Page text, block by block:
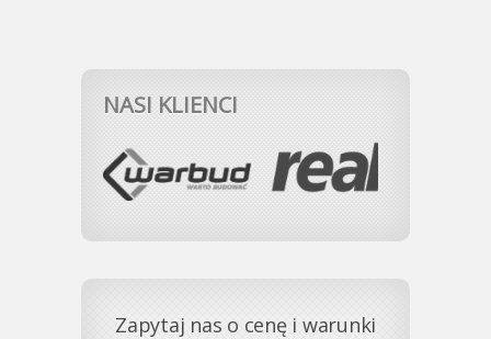
NASI KLIENCI
Zapytaj nas o cenę i warunki